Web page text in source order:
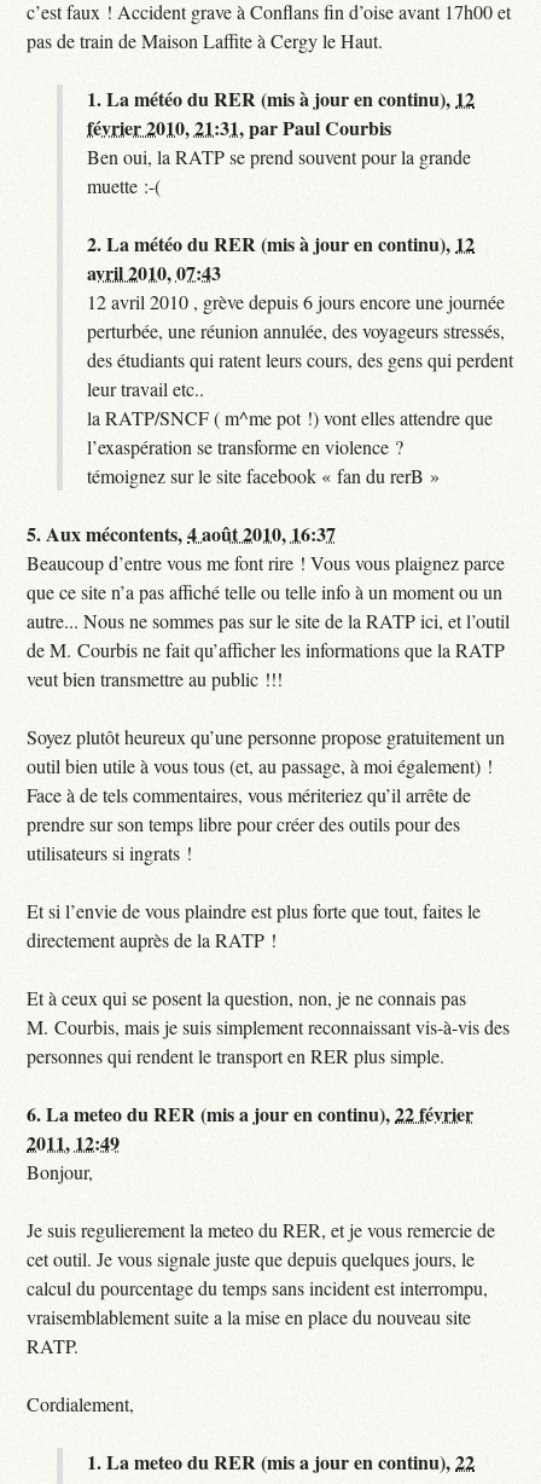
c’est faux ! Accident grave à Conflans fin d’oise avant 17h00 et
pas de train de Maison Laffite à Cergy le Haut.
1.La météo du RER (mis à jour en continu), 12
février 2010, 21:31,parPaul Courbis
Ben oui, la RATP se prend souvent pour la grande
muette :-(
2.La météo du RER (mis à jour en continu), 12
avril 2010, 07:43
12 avril 2010 , grève depuis 6 jours encore une journée
perturbée, une réunion annulée, des voyageurs stressés,
des étudiants qui ratent leurs cours, des gens qui perdent
leur travail etc..
la RATP/SNCF ( m^me pot !) vont elles attendre que
l’exaspération se transforme en violence ?
témoignez sur le site facebook « fan du rerB »
5.Aux mécontents,4 août 2010, 16:37
Beaucoup d’entre vous me font rire ! Vous vous plaignez parce
que ce site n’a pas affiché telle ou telle info à un moment ou un
autre... Nous ne sommes pas sur le site de la RATP ici, et l’outil
de M. Courbis ne fait qu’afficher les informations que la RATP
veut bien transmettre au public !!!
Soyez plutôt heureux qu’une personne propose gratuitement un
outil bien utile à vous tous (et, au passage, à moi également) !
Face à de tels commentaires, vous mériteriez qu’il arrête de
prendre sur son temps libre pour créer des outils pour des
utilisateurs si ingrats !
Et si l’envie de vous plaindre est plus forte que tout, faites le
directement auprès de la RATP !
Et à ceux qui se posent la question, non, je ne connais pas
M. Courbis, mais je suis simplement reconnaissant vis-à-vis des
personnes qui rendent le transport en RER plus simple.
6.La meteo du RER (mis a jour en continu),22 février
2011, 12:49
Bonjour,
Je suis regulierement la meteo du RER, et je vous remercie de
cet outil. Je vous signale juste que depuis quelques jours, le
calcul du pourcentage du temps sans incident est interrompu,
vraisemblablement suite a la mise en place du nouveau site
RATP.
Cordialement,
1.La meteo du RER (mis a jour en continu),22